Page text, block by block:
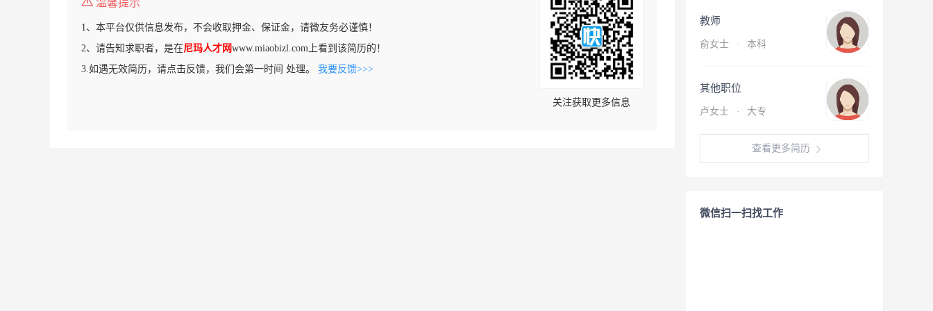
温馨提示
1、本平台仅供信息发布，不会收取押金、保证金，请微友务必谨慎！
2、请告知求职者，是在尼玛人才网www.miaobizl.com上看到该简历的！
3.如遇无效简历，请点击反馈，我们会第一时间 处理。 我要反馈>>>
关注获取更多信息
教师
俞女士 · 本科
其他职位
卢女士 · 大专
查看更多简历
微信扫一扫找工作